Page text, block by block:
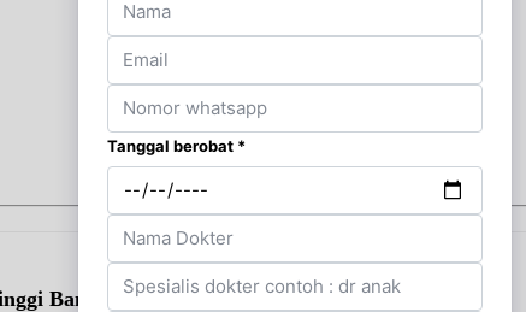
Bantu Turunkan Gula Darah Anda